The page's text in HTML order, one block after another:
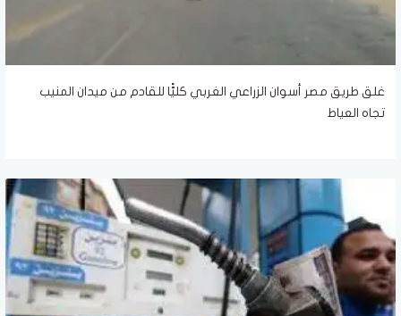
غلق طريق مصر أسوان الزراعي الغربي كليًّا للقادم من ميدان المنيب
تجاه العياط